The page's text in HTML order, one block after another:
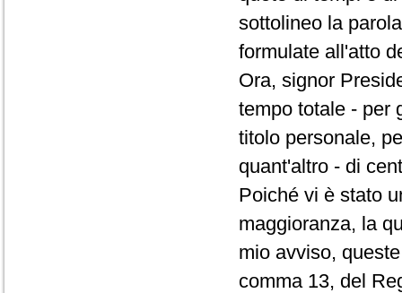
sottolineo la
formulate all'atto
Ora, signor
tempo totale - per
titolo personale,
quant'altro - di
Poiché vi è stato
maggioranza, la
mio avviso,
comma 13, del